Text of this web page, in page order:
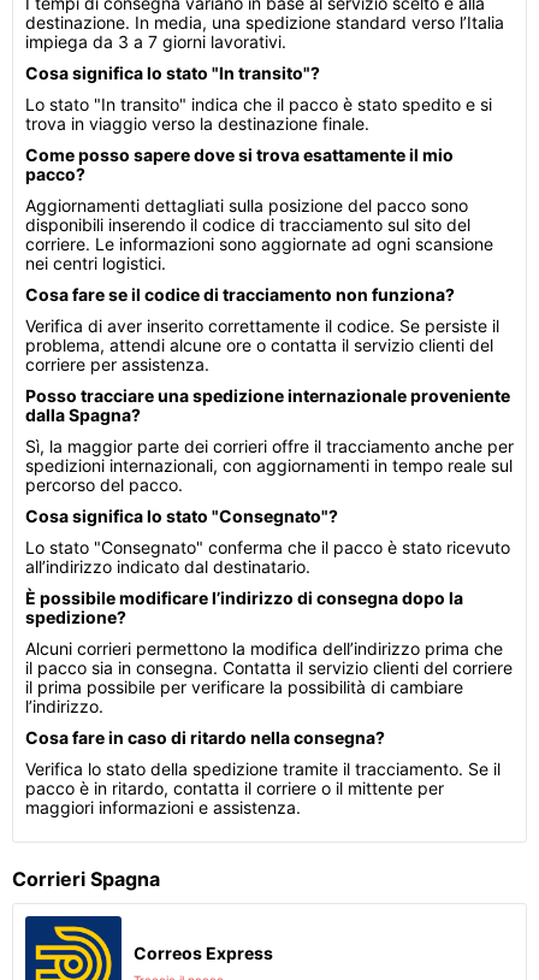
destinazione. In media, una spedizione standard verso l’Italia
impiega da 3 a 7 giorni lavorativi.
Cosa significa lo stato "In transito"?
Lo stato "In transito" indica che il pacco è stato spedito e si
trova in viaggio verso la destinazione finale.
Come posso sapere dove si trova esattamente il mio
pacco?
Aggiornamenti dettagliati sulla posizione del pacco sono
disponibili inserendo il codice di tracciamento sul sito del
corriere. Le informazioni sono aggiornate ad ogni scansione
nei centri logistici.
Cosa fare se il codice di tracciamento non funziona?
Verifica di aver inserito correttamente il codice. Se persiste il
problema, attendi alcune ore o contatta il servizio clienti del
corriere per assistenza.
Posso tracciare una spedizione internazionale proveniente
dalla Spagna?
Sì, la maggior parte dei corrieri offre il tracciamento anche per
spedizioni internazionali, con aggiornamenti in tempo reale sul
percorso del pacco.
Cosa significa lo stato "Consegnato"?
Lo stato "Consegnato" conferma che il pacco è stato ricevuto
all’indirizzo indicato dal destinatario.
È possibile modificare l’indirizzo di consegna dopo la
spedizione?
Alcuni corrieri permettono la modifica dell’indirizzo prima che
il pacco sia in consegna. Contatta il servizio clienti del corriere
il prima possibile per verificare la possibilità di cambiare
l’indirizzo.
Cosa fare in caso di ritardo nella consegna?
Verifica lo stato della spedizione tramite il tracciamento. Se il
pacco è in ritardo, contatta il corriere o il mittente per
maggiori informazioni e assistenza.
Corrieri Spagna
Correos Express